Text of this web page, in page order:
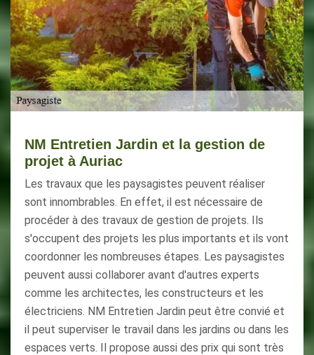
NM Entretien Jardin et la gestion de
projet à Auriac
Les travaux que les paysagistes peuvent réaliser
sont innombrables. En effet, il est nécessaire de
procéder à des travaux de gestion de projets. Ils
s'occupent des projets les plus importants et ils vont
coordonner les nombreuses étapes. Les paysagistes
peuvent aussi collaborer avant d'autres experts
comme les architectes, les constructeurs et les
électriciens. NM Entretien Jardin peut être convié et
il peut superviser le travail dans les jardins ou dans les
espaces verts. Il propose aussi des prix qui sont très